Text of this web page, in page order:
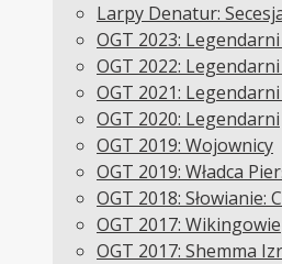
Larpy Denatur:
OGT 2023:
OGT 2022:
OGT 2021:
OGT 2020: Legendarni
OGT 2019: Wojownicy
OGT 2019: Władca
OGT 2018: Słowianie:
OGT 2017: Wikingowie
OGT 2017: Shemma